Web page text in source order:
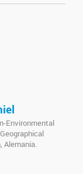
Environmental
Alemania.